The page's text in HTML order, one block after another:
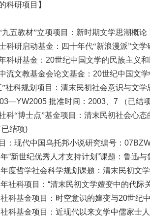
科研项目】
九五教材”立项项目：新时期文学思潮概论
科研启动基金：四十年代“新浪漫派”文学
科研基金： 20世纪中国文学的民族主义
流文教基金会论文基金： 20世纪中国文
”社科规划项目：清末民初社会意识与文学
批准时间：2003、7 （已结
科“博士点”基金项目：清末民初社会心
结项)
：现代中国乌托邦小说研究编号：
“新世纪优秀人才支持计划”课题：鲁迅
度哲学社会科学规划课题：清末民初文
社科项目：“清末民初文学嬗变中的代
科基金项目：时空意识的嬗变与20世纪
科基金项目：近现代以来文学中儒家士